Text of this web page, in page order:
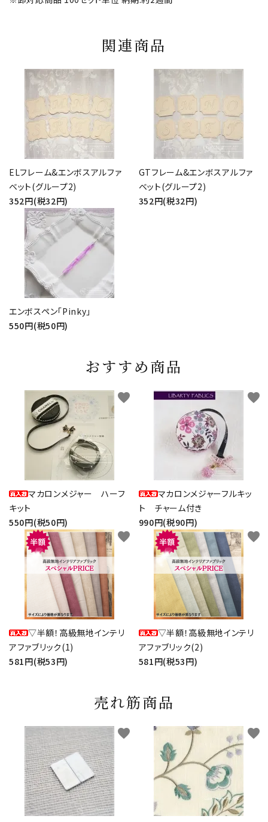
関連商品
ELフレーム&エンボスアルファ
ベット(グループ2)
352円(税32円)
GTフレーム&エンボスアルファ
ベット(グループ2)
352円(税32円)
エンボスペン「Pinky」
550円(税50円)
おすすめ商品
マカロンメジャー ハーフ
キット
550円(税50円)
favorite
マカロンメジャーフルキッ
ト チャーム付き
990円(税90円)
favorite
▽半額！高級無地インテリ
アファブリック(1)
581円(税53円)
favorite
▽半額！高級無地インテリ
アファブリック(2)
581円(税53円)
favorite
売れ筋商品
favorite favorite